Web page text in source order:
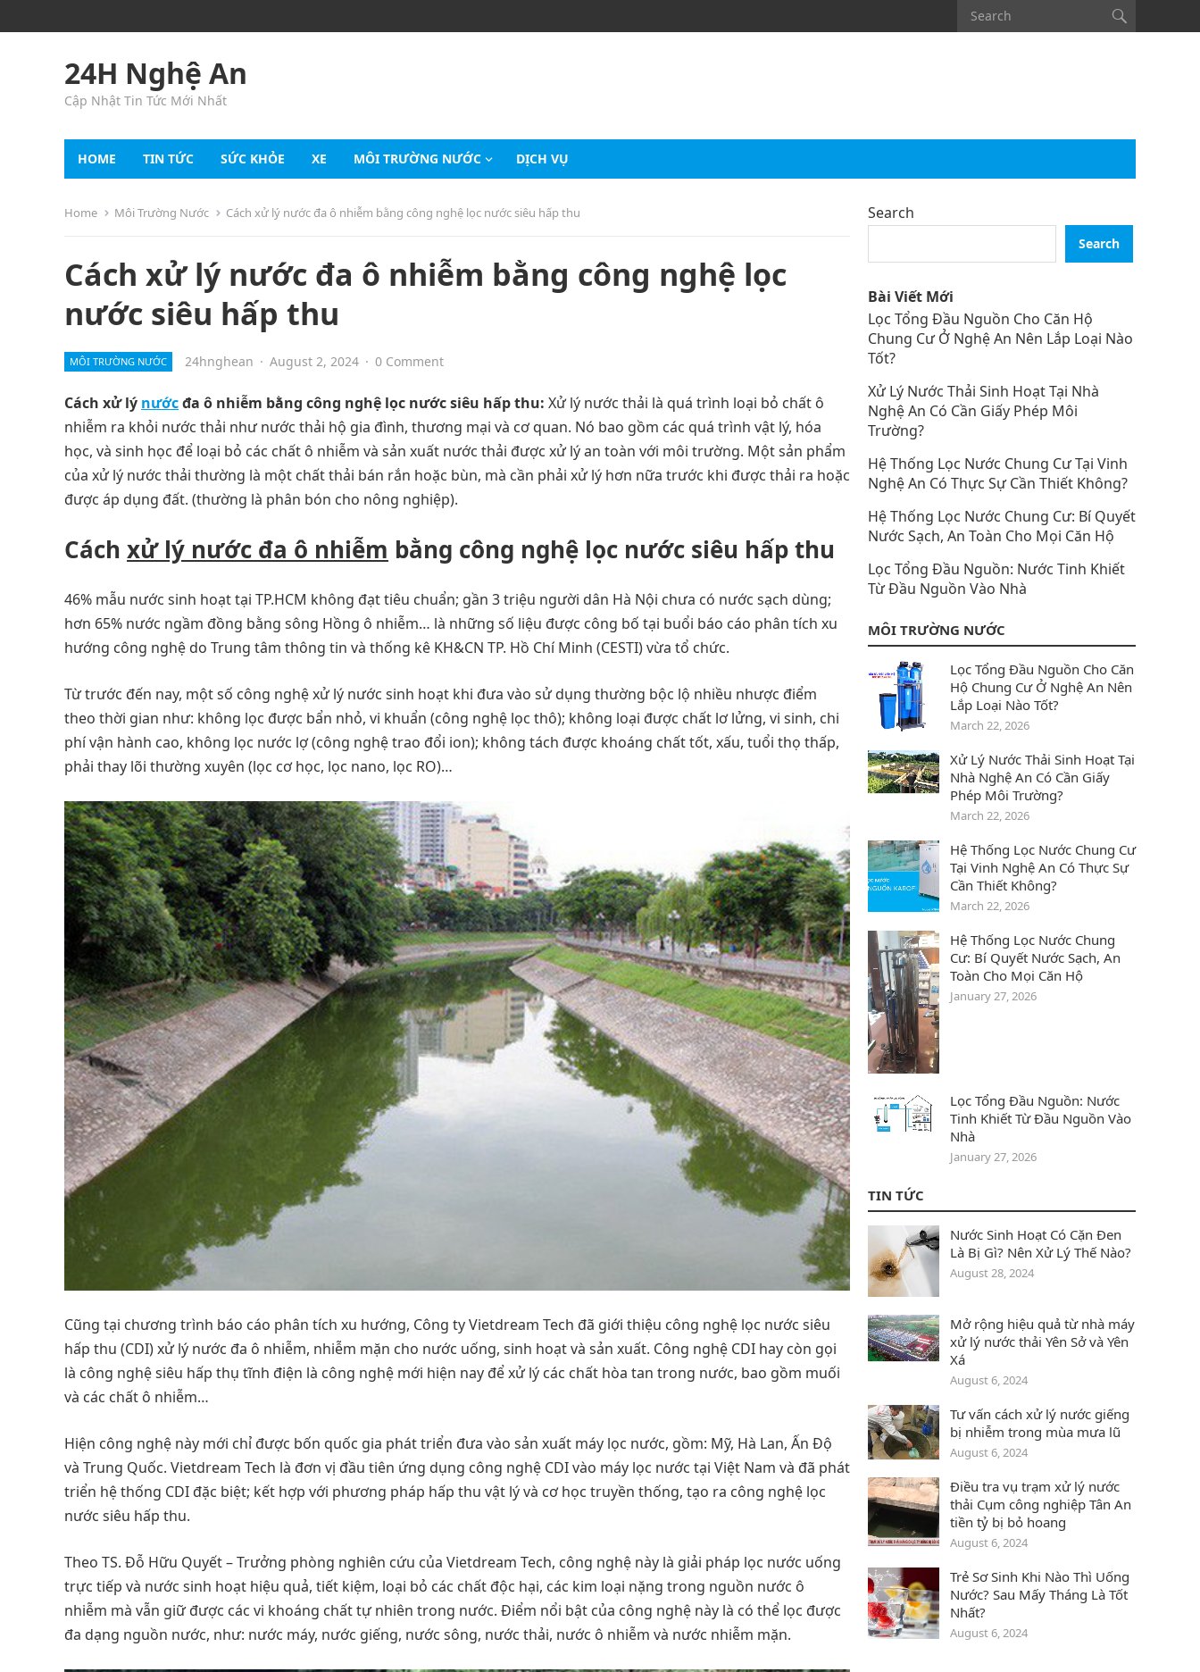
24H Nghệ An
Cập Nhật Tin Tức Mới Nhất
HOME TIN TỨC SỨC KHỎE XE MÔI TRƯỜNG NƯỚC DỊCH VỤ
Home Môi Trường Nước Cách xử lý nước đa ô nhiễm bằng công nghệ lọc nước siêu hấp thu
Cách xử lý nước đa ô nhiễm bằng công nghệ lọc
nước siêu hấp thu
MÔI TRƯỜNG NƯỚC 24hnghean · August 2, 2024 · 0 Comment
Cách xử lý nướcđa ô nhiễm bằng công nghệ lọc nước siêu hấp thu: Xử lý nước thải là quá trình loại bỏ chất ô
nhiễm ra khỏi nước thải như nước thải hộ gia đình, thương mại và cơ quan. Nó bao gồm các quá trình vật lý, hóa
học, và sinh học để loại bỏ các chất ô nhiễm và sản xuất nước thải được xử lý an toàn với môi trường. Một sản phẩm
của xử lý nước thải thường là một chất thải bán rắn hoặc bùn, mà cần phải xử lý hơn nữa trước khi được thải ra hoặc
được áp dụng đất. (thường là phân bón cho nông nghiệp).
Cách xử lý nước đa ô nhiễm bằng công nghệ lọc nước siêu hấp thu
46% mẫu nước sinh hoạt tại TP.HCM không đạt tiêu chuẩn; gần 3 triệu người dân Hà Nội chưa có nước sạch dùng;
hơn 65% nước ngầm đồng bằng sông Hồng ô nhiễm… là những số liệu được công bố tại buổi báo cáo phân tích xu
hướng công nghệ do Trung tâm thông tin và thống kê KH&CN TP. Hồ Chí Minh (CESTI) vừa tổ chức.
Từ trước đến nay, một số công nghệ xử lý nước sinh hoạt khi đưa vào sử dụng thường bộc lộ nhiều nhược điểm
theo thời gian như: không lọc được bẩn nhỏ, vi khuẩn (công nghệ lọc thô); không loại được chất lơ lửng, vi sinh, chi
phí vận hành cao, không lọc nước lợ (công nghệ trao đổi ion); không tách được khoáng chất tốt, xấu, tuổi thọ thấp,
phải thay lõi thường xuyên (lọc cơ học, lọc nano, lọc RO)…
Cũng tại chương trình báo cáo phân tích xu hướng, Công ty Vietdream Tech đã giới thiệu công nghệ lọc nước siêu
hấp thu (CDI) xử lý nước đa ô nhiễm, nhiễm mặn cho nước uống, sinh hoạt và sản xuất. Công nghệ CDI hay còn gọi
là công nghệ siêu hấp thụ tĩnh điện là công nghệ mới hiện nay để xử lý các chất hòa tan trong nước, bao gồm muối
và các chất ô nhiễm…
Hiện công nghệ này mới chỉ được bốn quốc gia phát triển đưa vào sản xuất máy lọc nước, gồm: Mỹ, Hà Lan, Ấn Độ
và Trung Quốc. Vietdream Tech là đơn vị đầu tiên ứng dụng công nghệ CDI vào máy lọc nước tại Việt Nam và đã phát
triển hệ thống CDI đặc biệt; kết hợp với phương pháp hấp thu vật lý và cơ học truyền thống, tạo ra công nghệ lọc
nước siêu hấp thu.
Theo TS. Đỗ Hữu Quyết – Trưởng phòng nghiên cứu của Vietdream Tech, công nghệ này là giải pháp lọc nước uống
trực tiếp và nước sinh hoạt hiệu quả, tiết kiệm, loại bỏ các chất độc hại, các kim loại nặng trong nguồn nước ô
nhiễm mà vẫn giữ được các vi khoáng chất tự nhiên trong nước. Điểm nổi bật của công nghệ này là có thể lọc được
đa dạng nguồn nước, như: nước máy, nước giếng, nước sông, nước thải, nước ô nhiễm và nước nhiễm mặn.
Search
Search
Bài Viết Mới
Lọc Tổng Đầu Nguồn Cho Căn Hộ
Chung Cư Ở Nghệ An Nên Lắp Loại Nào
Tốt?
Xử Lý Nước Thải Sinh Hoạt Tại Nhà
Nghệ An Có Cần Giấy Phép Môi
Trường?
Hệ Thống Lọc Nước Chung Cư Tại Vinh
Nghệ An Có Thực Sự Cần Thiết Không?
Hệ Thống Lọc Nước Chung Cư: Bí Quyết
Nước Sạch, An Toàn Cho Mọi Căn Hộ
Lọc Tổng Đầu Nguồn: Nước Tinh Khiết
Từ Đầu Nguồn Vào Nhà
MÔI TRƯỜNG NƯỚC
Lọc Tổng Đầu Nguồn Cho Căn
Hộ Chung Cư Ở Nghệ An Nên
Lắp Loại Nào Tốt?
March 22, 2026
Xử Lý Nước Thải Sinh Hoạt Tại
Nhà Nghệ An Có Cần Giấy
Phép Môi Trường?
March 22, 2026
Hệ Thống Lọc Nước Chung Cư
Tại Vinh Nghệ An Có Thực Sự
Cần Thiết Không?
March 22, 2026
Hệ Thống Lọc Nước Chung
Cư: Bí Quyết Nước Sạch, An
Toàn Cho Mọi Căn Hộ
January 27, 2026
Lọc Tổng Đầu Nguồn: Nước
Tinh Khiết Từ Đầu Nguồn Vào
Nhà
January 27, 2026
TIN TỨC
Nước Sinh Hoạt Có Cặn Đen
Là Bị Gì? Nên Xử Lý Thế Nào?
August 28, 2024
Mở rộng hiệu quả từ nhà máy
xử lý nước thải Yên Sở và Yên
Xá
August 6, 2024
Tư vấn cách xử lý nước giếng
bị nhiễm trong mùa mưa lũ
August 6, 2024
Điều tra vụ trạm xử lý nước
thải Cụm công nghiệp Tân An
tiền tỷ bị bỏ hoang
August 6, 2024
Trẻ Sơ Sinh Khi Nào Thì Uống
Nước? Sau Mấy Tháng Là Tốt
Nhất?
August 6, 2024